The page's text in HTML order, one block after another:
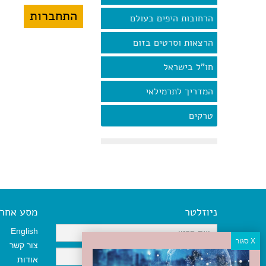
הרחובות היפים בעולם
הרצאות וסרטים בזום
חו"ל בישראל
המדריך לתרמילאי
טרקים
ניוזלטר מסע אחר
English
צור קשר
אודות